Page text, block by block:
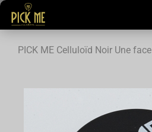
PICK ME Celluloïd Noir Une face